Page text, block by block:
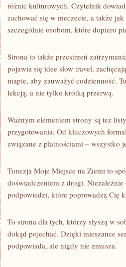
różnic kulturowych. Czytelnik
zachować się w meczecie, a także
szczególnie osobom, które dopiero
Strona to także przestrzeń
pojawia się idee slow travel,
mapie, aby zauważyć codzienność.
lekcją, a nie tylko krótką przerwą.
Ważnym elementem strony są też
przygotowania. Od kluczowych
związane z płatnościami – wszystko
Tunezja Moje Miejsce na Ziemi to
doświadczeniem z drogi.
podpowiedzi, które poprowadzą Cię
To strona dla tych, którzy słyszą w
dokąd pojechać. Dzięki mieszance
podpowiada, ale nigdy nie zmusza.